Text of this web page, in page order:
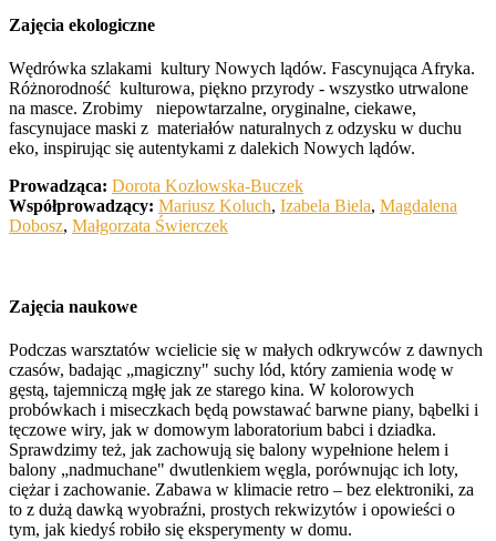
Zajęcia ekologiczne
Wędrówka szlakami kultury Nowych lądów. Fascynująca Afryka.
Różnorodność kulturowa, piękno przyrody - wszystko utrwalone
na masce. Zrobimy niepowtarzalne, oryginalne, ciekawe,
fascynujace maski z materiałów naturalnych z odzysku w duchu
eko, inspirując się autentykami z dalekich Nowych lądów.
Prowadząca: Dorota Kozłowska-Buczek
Współprowadzący: Mariusz Koluch, Izabela Biela, Magdalena
Dobosz, Małgorzata Świerczek
Zajęcia naukowe
Podczas warsztatów wcielicie się w małych odkrywców z dawnych
czasów, badając „magiczny" suchy lód, który zamienia wodę w
gęstą, tajemniczą mgłę jak ze starego kina. W kolorowych
probówkach i miseczkach będą powstawać barwne piany, bąbelki i
tęczowe wiry, jak w domowym laboratorium babci i dziadka.
Sprawdzimy też, jak zachowują się balony wypełnione helem i
balony „nadmuchane" dwutlenkiem węgla, porównując ich loty,
ciężar i zachowanie. Zabawa w klimacie retro – bez elektroniki, za
to z dużą dawką wyobraźni, prostych rekwizytów i opowieści o
tym, jak kiedyś robiło się eksperymenty w domu.